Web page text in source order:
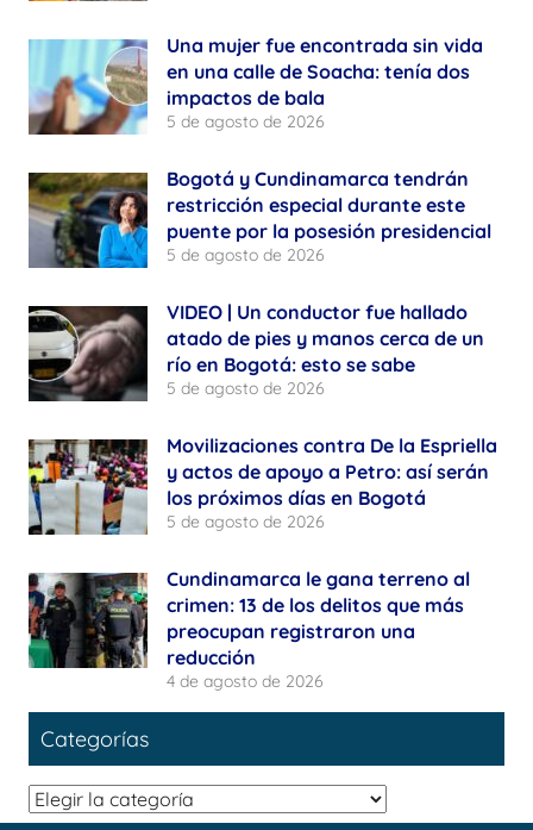
Una mujer fue encontrada sin vida
en una calle de Soacha: tenía dos
impactos de bala
5 de agosto de 2026
Bogotá y Cundinamarca tendrán
restricción especial durante este
puente por la posesión presidencial
5 de agosto de 2026
VIDEO | Un conductor fue hallado
atado de pies y manos cerca de un
río en Bogotá: esto se sabe
5 de agosto de 2026
Movilizaciones contra De la Espriella
y actos de apoyo a Petro: así serán
los próximos días en Bogotá
5 de agosto de 2026
Cundinamarca le gana terreno al
crimen: 13 de los delitos que más
preocupan registraron una
reducción
4 de agosto de 2026
Categorías
Categorías